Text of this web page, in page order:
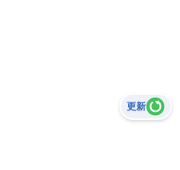
更新